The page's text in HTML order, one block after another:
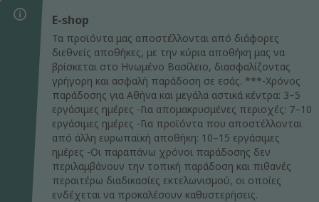
E-shop
Τα προϊόντα μας αποστέλλονται από διάφορες
διεθνείς αποθήκες, με την κύρια αποθήκη μας να
βρίσκεται στο Ηνωμένο Βασίλειο, διασφαλίζοντας
γρήγορη και ασφαλή παράδοση σε εσάς. ***-Χρόνος
παράδοσης για Αθήνα και μεγάλα αστικά κέντρα: 3–5
εργάσιμες ημέρες -Για απομακρυσμένες περιοχές: 7–10
εργάσιμες ημέρες -Για προϊόντα που αποστέλλονται
από άλλη ευρωπαϊκή αποθήκη: 10–15 εργάσιμες
ημέρες -Οι παραπάνω χρόνοι παράδοσης δεν
περιλαμβάνουν την τοπική παράδοση και πιθανές
περαιτέρω διαδικασίες εκτελωνισμού, οι οποίες
ενδέχεται να προκαλέσουν καθυστερήσεις.